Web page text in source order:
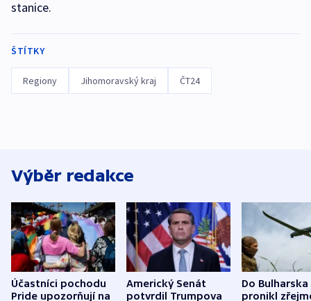
stanice.
ŠTÍTKY
Regiony Jihomoravský kraj ČT24
Výběr redakce
Účastníci pochodu
Pride upozorňují na
Americký Senát
potvrdil Trumpova
Do Bulharska
pronikl